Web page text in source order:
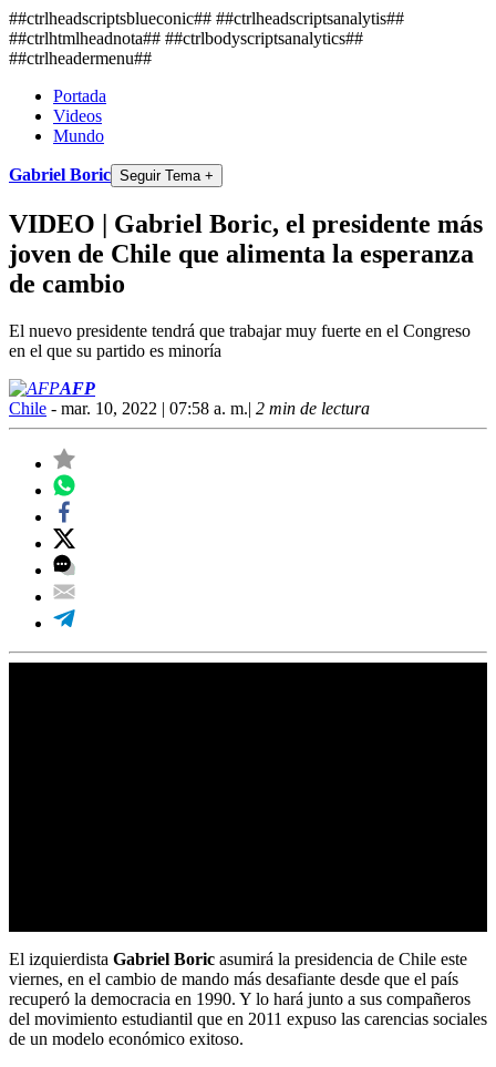
##ctrlheadscriptsblueconic## ##ctrlheadscriptsanalytis##
##ctrlhtmlheadnota## ##ctrlbodyscriptsanalytics##
##ctrlheadermenu##
Portada
Videos
Mundo
Gabriel Boric Seguir Tema +
VIDEO | Gabriel Boric, el presidente más
joven de Chile que alimenta la esperanza
de cambio
El nuevo presidente tendrá que trabajar muy fuerte en el Congreso
en el que su partido es minoría
AFP
Chile - mar. 10, 2022 | 07:58 a. m.| 2 min de lectura
El izquierdista Gabriel Boric asumirá la presidencia de Chile este
viernes, en el cambio de mando más desafiante desde que el país
recuperó la democracia en 1990. Y lo hará junto a sus compañeros
del movimiento estudiantil que en 2011 expuso las carencias sociales
de un modelo económico exitoso.